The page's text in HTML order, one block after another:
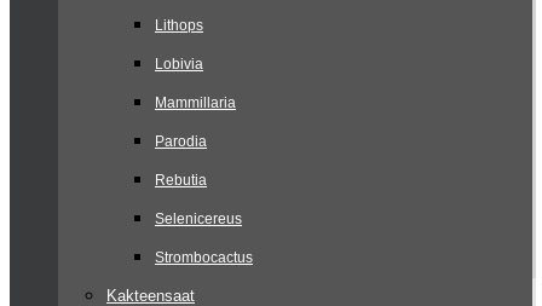
Lithops
Lobivia
Mammillaria
Parodia
Rebutia
Selenicereus
Strombocactus
Kakteensaat